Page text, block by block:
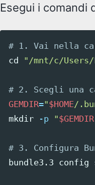
Esegui i comandi
# 1. Vai nella
cd
"/mnt/c/Users/
# 2. Scegli una
GEMDIR="$HOME/
mkdir
-p "$GEMDIR
# 3. Configura
bundle3.3 config